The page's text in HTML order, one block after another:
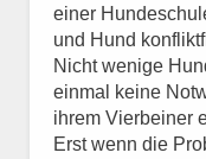
einer
und Hund
Nicht wenige
einmal keine
ihrem Vierbeiner
Erst wenn die